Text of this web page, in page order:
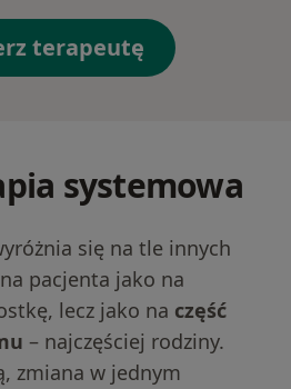
terapeutę
systemowa
się na tle innych
pacjenta jako na
lecz jako na część
– najczęściej rodziny.
zmiana w jednym